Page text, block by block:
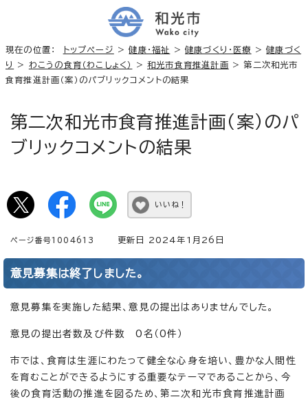
現在の位置： トップページ >健康・福祉 >健康づくり・医療 >健康づく
り
> わこうの食育（わこしょく） >和光市食育推進計画 > 第二次和光市
食育推進計画（案）のパブリックコメントの結果
第二次和光市食育推進計画（案）のパ
ブリックコメントの結果
いいね！
ページ番号1004613 更新日 2024年1月26日
意見募集は終了しました。
意見募集を実施した結果、意見の提出はありませんでした。
意見の提出者数及び件数 0名（0件）
市では、食育は生涯にわたって健全な心身を培い、豊かな人間性
を育むことができるようにする重要なテーマであることから、今
後の食育活動の推進を図るため、第二次和光市食育推進計画